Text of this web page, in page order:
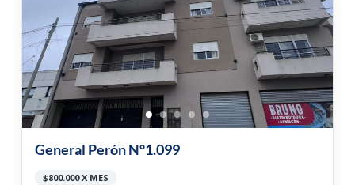
General Perón N°1.099
$800.000 X MES